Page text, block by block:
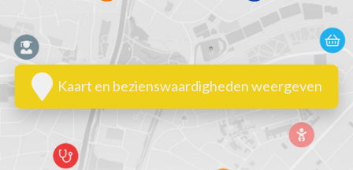
Kaart en bezienswaardigheden weergeven